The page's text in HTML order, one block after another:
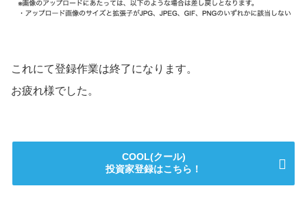
これにて登録作業は終了になります。
お疲れ様でした。
COOL(クール)
投資家登録はこちら！